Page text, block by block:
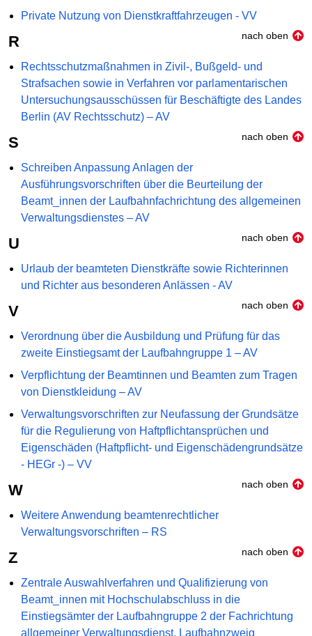
Private Nutzung von Dienstkraftfahrzeugen - VV
R nach oben
Rechtsschutzmaßnahmen in Zivil-, Bußgeld- und
Strafsachen sowie in Verfahren vor parlamentarischen
Untersuchungsausschüssen für Beschäftigte des Landes
Berlin (AV Rechtsschutz) – AV
S nach oben
Schreiben Anpassung Anlagen der
Ausführungsvorschriften über die Beurteilung der
Beamt_innen der Laufbahnfachrichtung des allgemeinen
Verwaltungsdienstes – AV
U nach oben
Urlaub der beamteten Dienstkräfte sowie Richterinnen
und Richter aus besonderen Anlässen - AV
V nach oben
Verordnung über die Ausbildung und Prüfung für das
zweite Einstiegsamt der Laufbahngruppe 1 – AV
Verpflichtung der Beamtinnen und Beamten zum Tragen
von Dienstkleidung – AV
Verwaltungsvorschriften zur Neufassung der Grundsätze
für die Regulierung von Haftpflichtansprüchen und
Eigenschäden (Haftpflicht- und Eigenschädengrundsätze
- HEGr -) – VV
W nach oben
Weitere Anwendung beamtenrechtlicher
Verwaltungsvorschriften – RS
Z nach oben
Zentrale Auswahlverfahren und Qualifizierung von
Beamt_innen mit Hochschulabschluss in die
Einstiegsämter der Laufbahngruppe 2 der Fachrichtung
allgemeiner Verwaltungsdienst, Laufbahnzweig